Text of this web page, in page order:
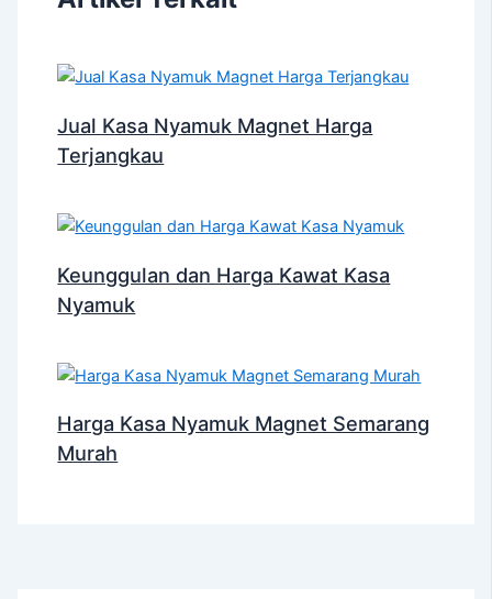
Jual Kasa Nyamuk Magnet Harga
Terjangkau
Keunggulan dan Harga Kawat Kasa
Nyamuk
Harga Kasa Nyamuk Magnet Semarang
Murah